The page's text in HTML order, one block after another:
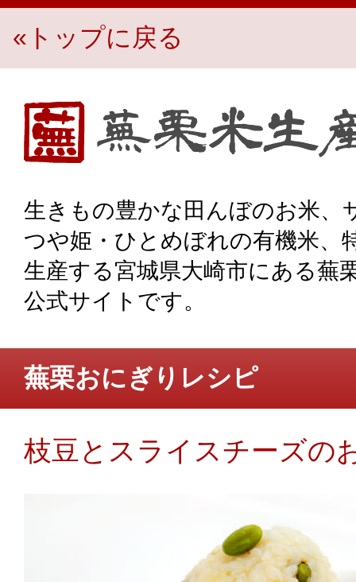
«トップに戻る
生きもの豊かな田んぼのお米、
つや姫・ひとめぼれの有機米、
生産する宮城県大崎市にある蕪
公式サイトです。
蕪栗おにぎりレシピ
枝豆とスライスチーズの